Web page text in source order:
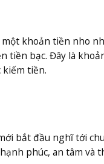
khoản tiền nho
tiền bạc. Đây là
kiếm tiền.
bắt đầu nghĩ tới
phúc, an tâm và